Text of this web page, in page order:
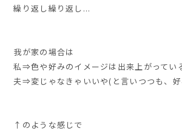
繰り返し繰り返し...
我が家の場合は
私⇒色や好みのイメージは出来上がってい
夫⇒変じゃなきゃいいや(と言いつつも、
↑のような感じで